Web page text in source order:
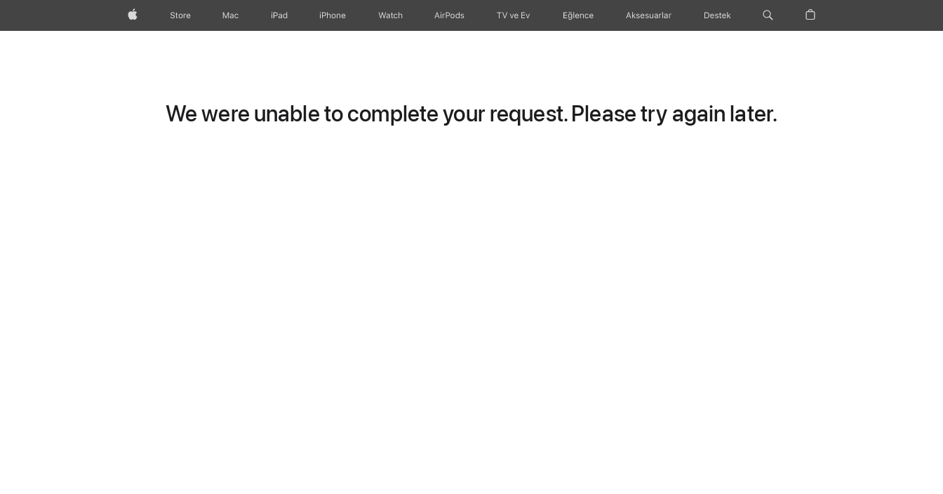
wzlhp Store Mac iPad iPhone Watch AirPods TV ve Ev Eğlence Aksesuarlar Destek
We were unable to complete your request. Please try again later.